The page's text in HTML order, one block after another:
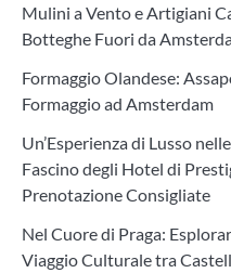
Mulini a Vento e Artigiani
Botteghe Fuori da
Formaggio Olandese:
Formaggio ad Amsterdam
Un’Esperienza di Lusso
Fascino degli Hotel di
Prenotazione Consigliate
Nel Cuore di Praga:
Viaggio Culturale tra